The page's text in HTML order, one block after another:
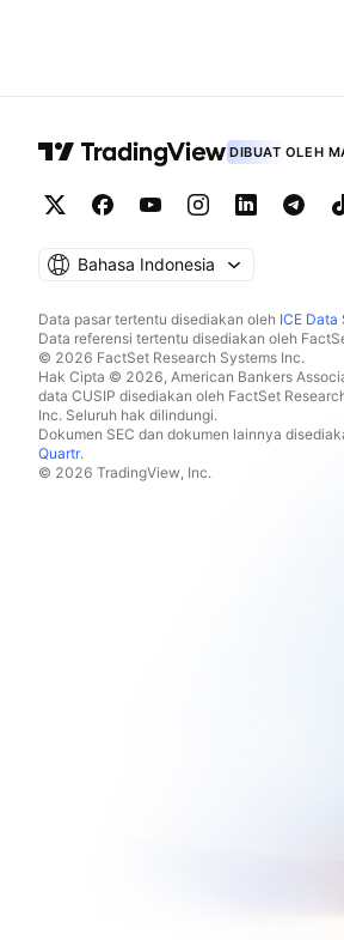
DIBUAT OLEH
Bahasa Indonesia
Data pasar tertentu disediakan oleh ICE Data
Data referensi tertentu disediakan oleh
© 2026 FactSet Research Systems Inc.
Hak Cipta © 2026, American Bankers
data CUSIP disediakan oleh FactSet
Inc. Seluruh hak dilindungi.
Dokumen SEC dan dokumen lainnya
Quartr.
© 2026 TradingView, Inc.